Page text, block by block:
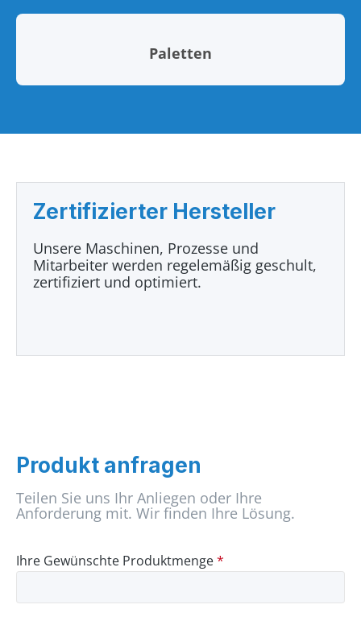
Paletten
Zertifizierter Hersteller
Unsere Maschinen, Prozesse und
Mitarbeiter werden regelemäßig geschult,
zertifiziert und optimiert.
Produkt anfragen
Teilen Sie uns Ihr Anliegen oder Ihre
Anforderung mit. Wir finden Ihre Lösung.
Ihre Gewünschte Produktmenge*